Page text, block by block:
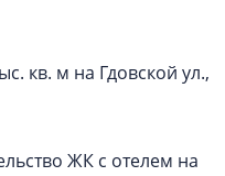
кв. м на Гдовской ул.,
ЖК с отелем на